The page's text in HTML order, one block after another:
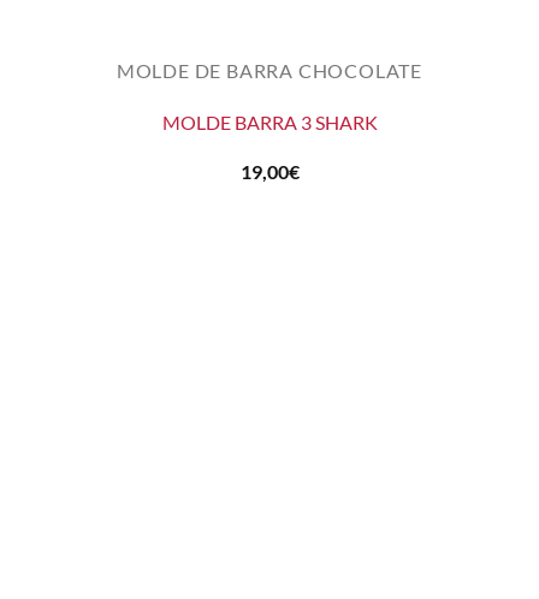
MOLDE DE BARRA CHOCOLATE
MOLDE BARRA 3 SHARK
19,00€